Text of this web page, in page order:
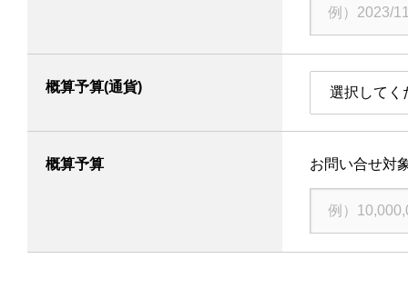
概算予算(通貨) 選択してく
概算予算 お問い合せ対
プライバシーポリシー